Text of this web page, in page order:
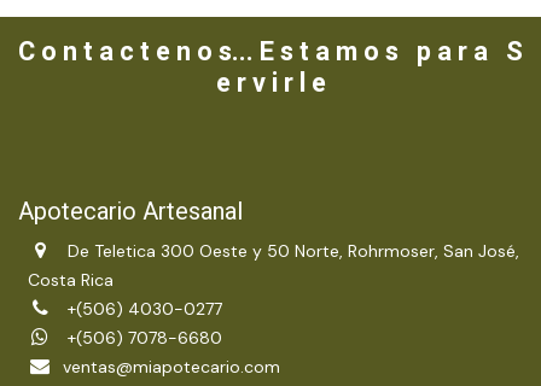
C o n t a c t e n o s... E s t a m o s p a r a S
e r v i r l e
Apotecario Artesanal
De Teletica 300 Oeste y 50 Norte, Rohrmoser, San José,
Costa Rica
+(506) 4030-0277
+(506) 7078-6680
ventas@miapotecario.com